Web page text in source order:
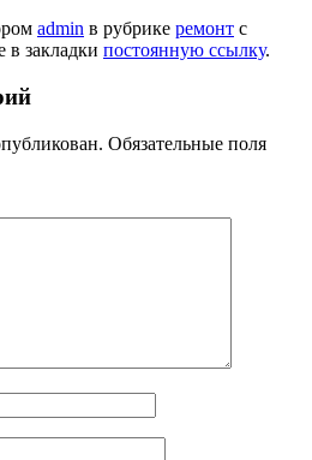
admin в рубрике ремонт с
в закладки постоянную ссылку.
Обязательные поля